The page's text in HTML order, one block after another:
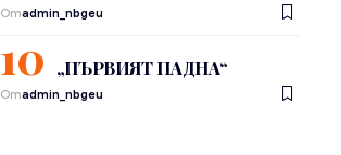
Отadmin_nbgeu
„ПЪРВИЯТ ПАДНА“
Отadmin_nbgeu